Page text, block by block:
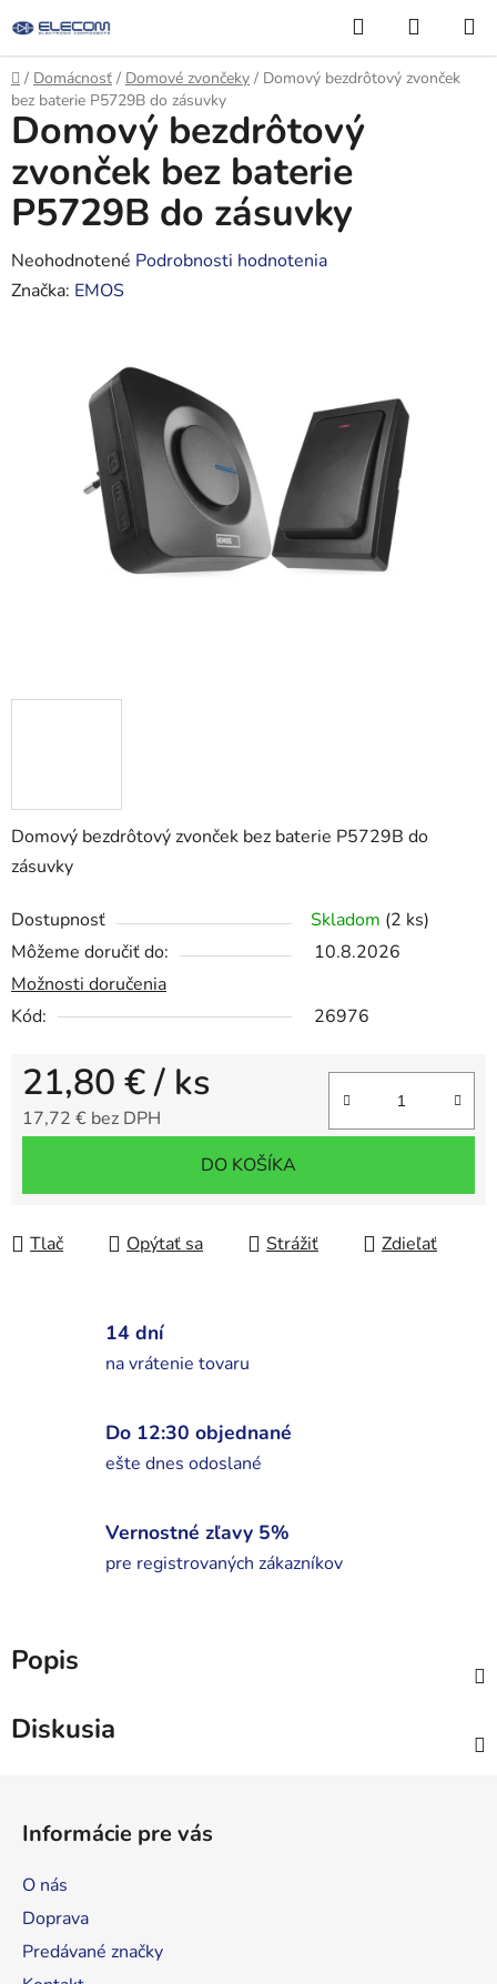
na
obsah
Hľadať
KOŠÍK
Domov
/ Domácnosť / Domové zvončeky / Domový bezdrôtový zvonček
bez baterie P5729B do zásuvky
Domový bezdrôtový zvonček bez baterie P5729B do
zásuvky
Dostupnosť Skladom (2 ks)
Môžeme doručiť do:
10.8.2026
Možnosti doručenia
Kód:
26976
21,80 €/ ks
17,72 € bez DPH
DO KOŠÍKA
Tlač Opýtať sa Strážiť Zdieľať
Domový bezdrôtový
zvonček bez baterie
P5729B do zásuvky
Priemerné
hodnotenie
hviezdičiek.
Neohodnotené Podrobnosti hodnotenia
Značka: EMOS
14 dní
na vrátenie tovaru
Do 12:30 objednané
ešte dnes odoslané
Vernostné zľavy 5%
pre registrovaných zákazníkov
Popis
Diskusia
Informácie pre vás
O nás
Doprava
Predávané značky